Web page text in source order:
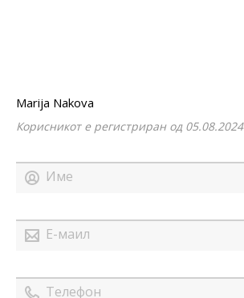
Marija Nakova
Корисникот е регистриран од 05.08.2024